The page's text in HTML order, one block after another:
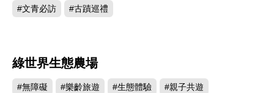
#文青必訪 #古蹟巡禮
綠世界生態農場
#無障礙 #樂齡旅遊 #生態體驗 #親子共遊